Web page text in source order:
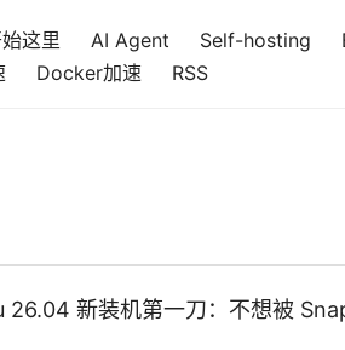
这里 AI Agent Self-hosting
Docker加速 RSS
26.04 新装机第一刀：不想被